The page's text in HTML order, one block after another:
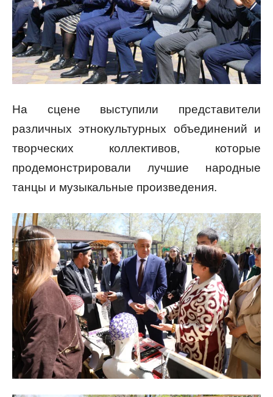
На сцене выступили представители
различных этнокультурных объединений и
творческих коллективов, которые
продемонстрировали лучшие народные
танцы и музыкальные произведения.